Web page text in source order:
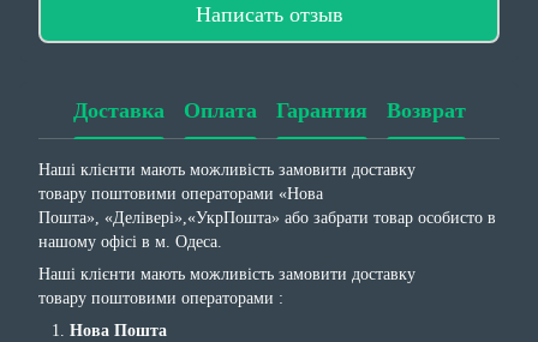
Написать отзыв
Доставка Оплата Гарантия Возврат
Наші клієнти мають можливість замовити доставку
товару поштовими операторами «Нова
Пошта», «Делівері»,«УкрПошта» або забрати товар особисто в
нашому офісі в м. Одеса.
Наші клієнти мають можливість замовити доставку
товару поштовими операторами :
Нова Пошта